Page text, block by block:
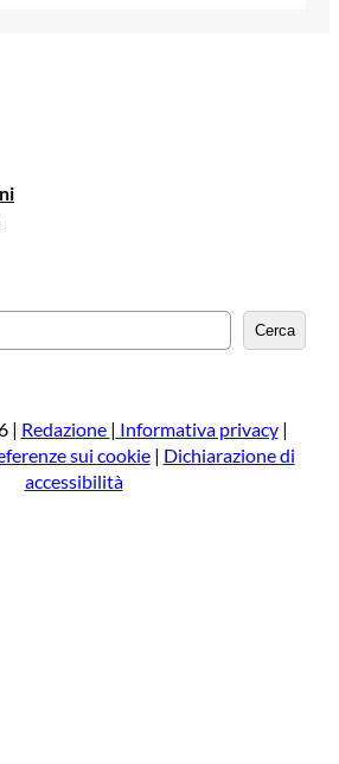
e
a
Cerca
| Redazione | Informativa privacy|
sui cookie| Dichiarazione di
accessibilità